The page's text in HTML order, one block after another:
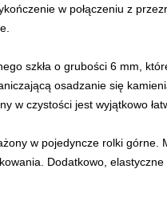
w połączeniu z
szkła o grubości 6 mm,
osadzanie się
w czystości jest wyjątkowo
w pojedyncze rolki górne.
Dodatkowo,